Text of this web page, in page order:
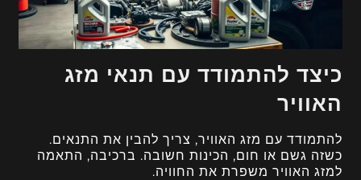
כיצד להתמודד עם תנאי מזג
האוויר
להתמודד עם מזג האוויר, צריך להבין את התנאים.
כשזה גשם או חום, הכינות חשובה. ברכיבה, התאמה
למזג האוויר משפרת את החוויה.